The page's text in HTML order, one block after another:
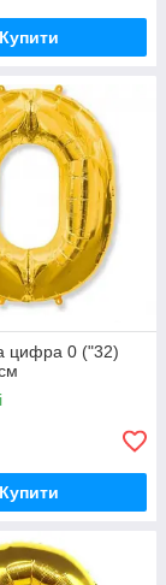
Купити
цифра 0 ("32)
Купити